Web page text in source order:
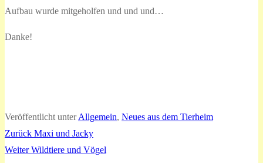
Aufbau wurde mitgeholfen und und und…
Danke!
Veröffentlicht unterAllgemein, Neues aus dem Tierheim
Beitragsnavigation
Zurück Vorheriger
Beitrag:
Maxi und Jacky
Weiter Nächster
Wildtiere und Vögel